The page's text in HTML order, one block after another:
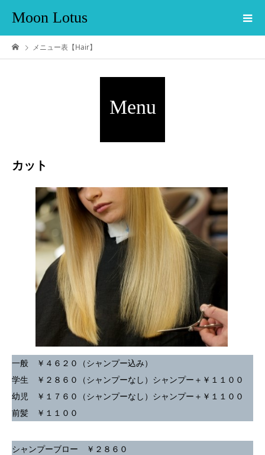
Moon Lotus
メニュー表【Hair】
Menu
カット
一般 ￥４６２０（シャンプー込み）
学生 ￥２８６０（シャンプーなし）シャンプー＋￥１１００
幼児 ￥１７６０（シャンプーなし）シャンプー＋￥１１００
前髪 ￥１１００
シャンプーブロー ￥２８６０